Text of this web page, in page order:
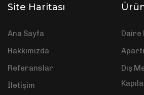
Site Haritası
Ana Sayfa
Hakkımızda
Referanslar
İletişim
Daire
Dış